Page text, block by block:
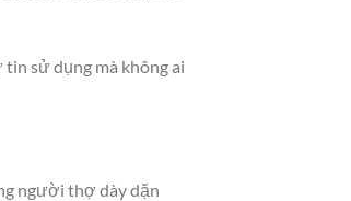
sử dụng mà không ai
người thợ dày dặn